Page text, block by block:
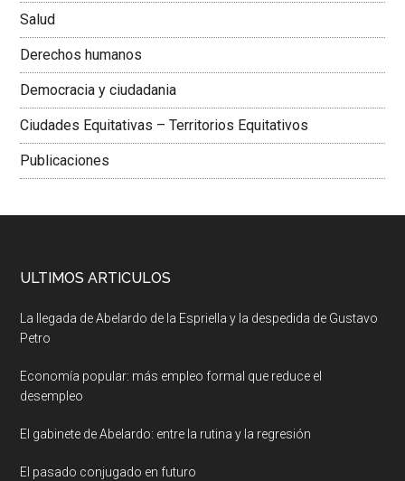
Salud
Derechos humanos
Democracia y ciudadania
Ciudades Equitativas – Territorios Equitativos
Publicaciones
ULTIMOS ARTICULOS
La llegada de Abelardo de la Espriella y la despedida de Gustavo
Petro
Economía popular: más empleo formal que reduce el
desempleo
El gabinete de Abelardo: entre la rutina y la regresión
El pasado conjugado en futuro